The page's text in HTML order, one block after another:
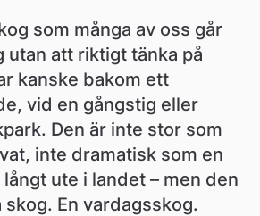
som många av oss går
utan att riktigt tänka på
kanske bakom ett
vid en gångstig eller
Den är inte stor som
inte dramatisk som en
ute i landet – men den
skog. En vardagsskog.